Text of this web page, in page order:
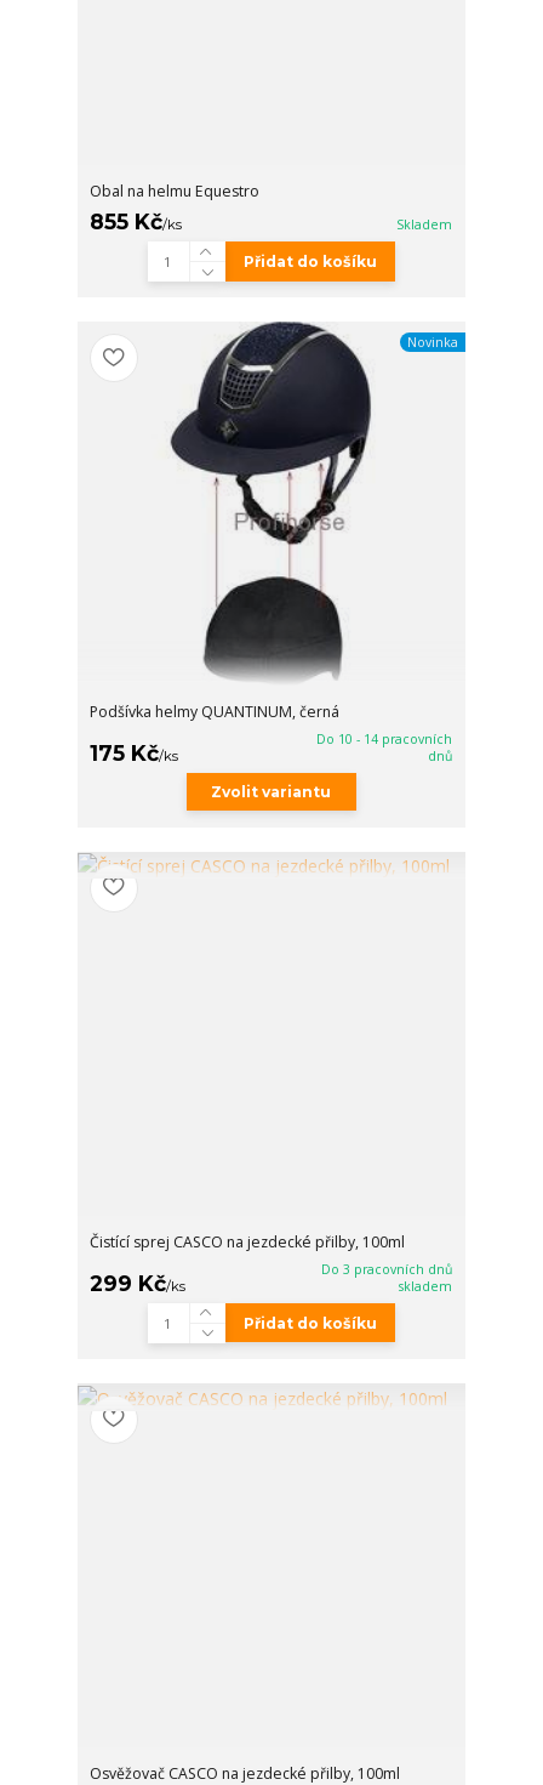
Obal na helmu Equestro
855 Kč/ks Skladem
Přidat do košíku
Novinka
Podšívka helmy QUANTINUM, černá
175 Kč/ks
Do 10 - 14 pracovních
dnů
Zvolit variantu
Čistící sprej CASCO na jezdecké přilby, 100ml
299 Kč/ks
Do 3 pracovních dnů
skladem
Přidat do košíku
Osvěžovač CASCO na jezdecké přilby, 100ml